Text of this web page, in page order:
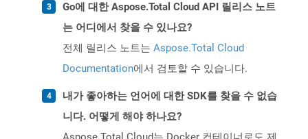
Go에 대한 Aspose.Total Cloud API 릴리스 노트
는 어디에서 찾을 수 있나요?
전체 릴리스 노트는 Aspose.Total Cloud
Documentation에서 검토할 수 있습니다.
내가 좋아하는 언어에 대한 SDK를 찾을 수 없습
니다. 어떻게 해야 하나요?